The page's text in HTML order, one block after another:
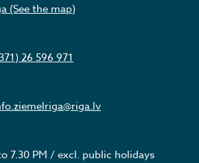
(See the map)
26 596 971
7.30 PM / excl. public holidays